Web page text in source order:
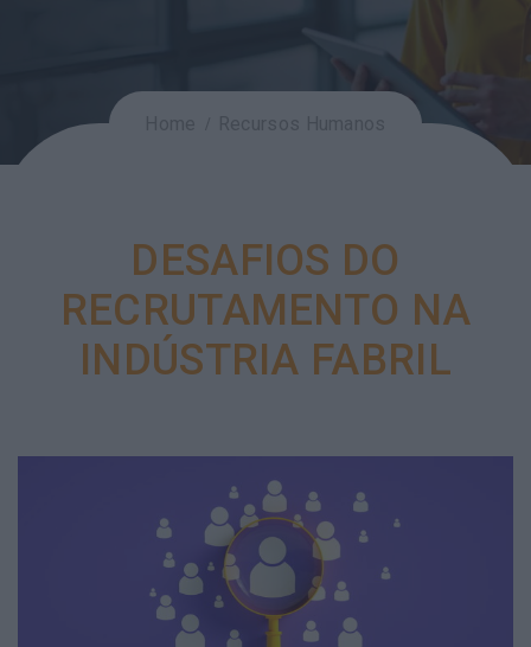
DESAFIOS DO
RECRUTAMENTO NA
INDÚSTRIA FABRIL